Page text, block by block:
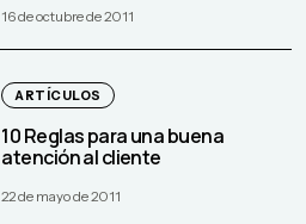
16 de octubre de 2011
ARTÍCULOS
10 Reglas para una buena
atención al cliente
22 de mayo de 2011